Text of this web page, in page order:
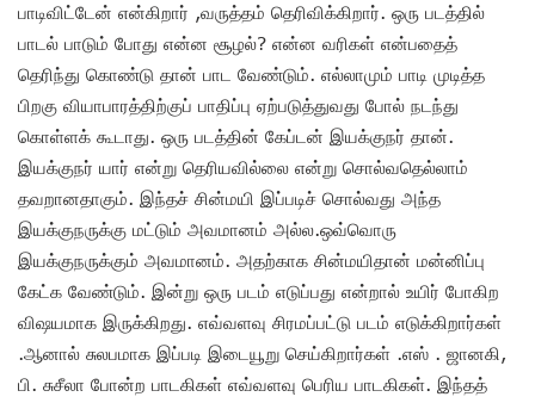
பாடிவிட்டேன் என்கிறார் ,வருத்தம் தெரிவிக்கிறார். ஒரு படத்தில்
பாடல் பாடும் போது என்ன சூழல்? என்ன வரிகள் என்பதைத்
தெரிந்து கொண்டு தான் பாட வேண்டும். எல்லாமும் பாடி முடித்த
பிறகு வியாபாரத்திற்குப் பாதிப்பு ஏற்படுத்துவது போல் நடந்து
கொள்ளக் கூடாது. ஒரு படத்தின் கேப்டன் இயக்குநர் தான்.
இயக்குநர் யார் என்று தெரியவில்லை என்று சொல்வதெல்லாம்
தவறானதாகும். இந்தச் சின்மயி இப்படிச் சொல்வது அந்த
இயக்குநருக்கு மட்டும் அவமானம் அல்ல.ஒவ்வொரு
இயக்குநருக்கும் அவமானம். அதற்காக சின்மயிதான் மன்னிப்பு
கேட்க வேண்டும். இன்று ஒரு படம் எடுப்பது என்றால் உயிர் போகிற
விஷயமாக இருக்கிறது. எவ்வளவு சிரமப்பட்டு படம் எடுக்கிறார்கள்
.ஆனால் சுலபமாக இப்படி இடையூறு செய்கிறார்கள் .எஸ் . ஜானகி,
பி. சுசீலா போன்ற பாடகிகள் எவ்வளவு பெரிய பாடகிகள். இந்தத்